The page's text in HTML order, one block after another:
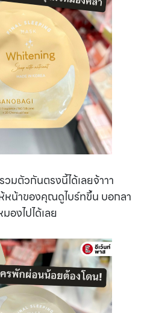
มตัวกันตรงนี้ได้เลยจ้าาา
หน้าของคุณดูไบร์ทขึ้น บอกลา
องไปได้เลย